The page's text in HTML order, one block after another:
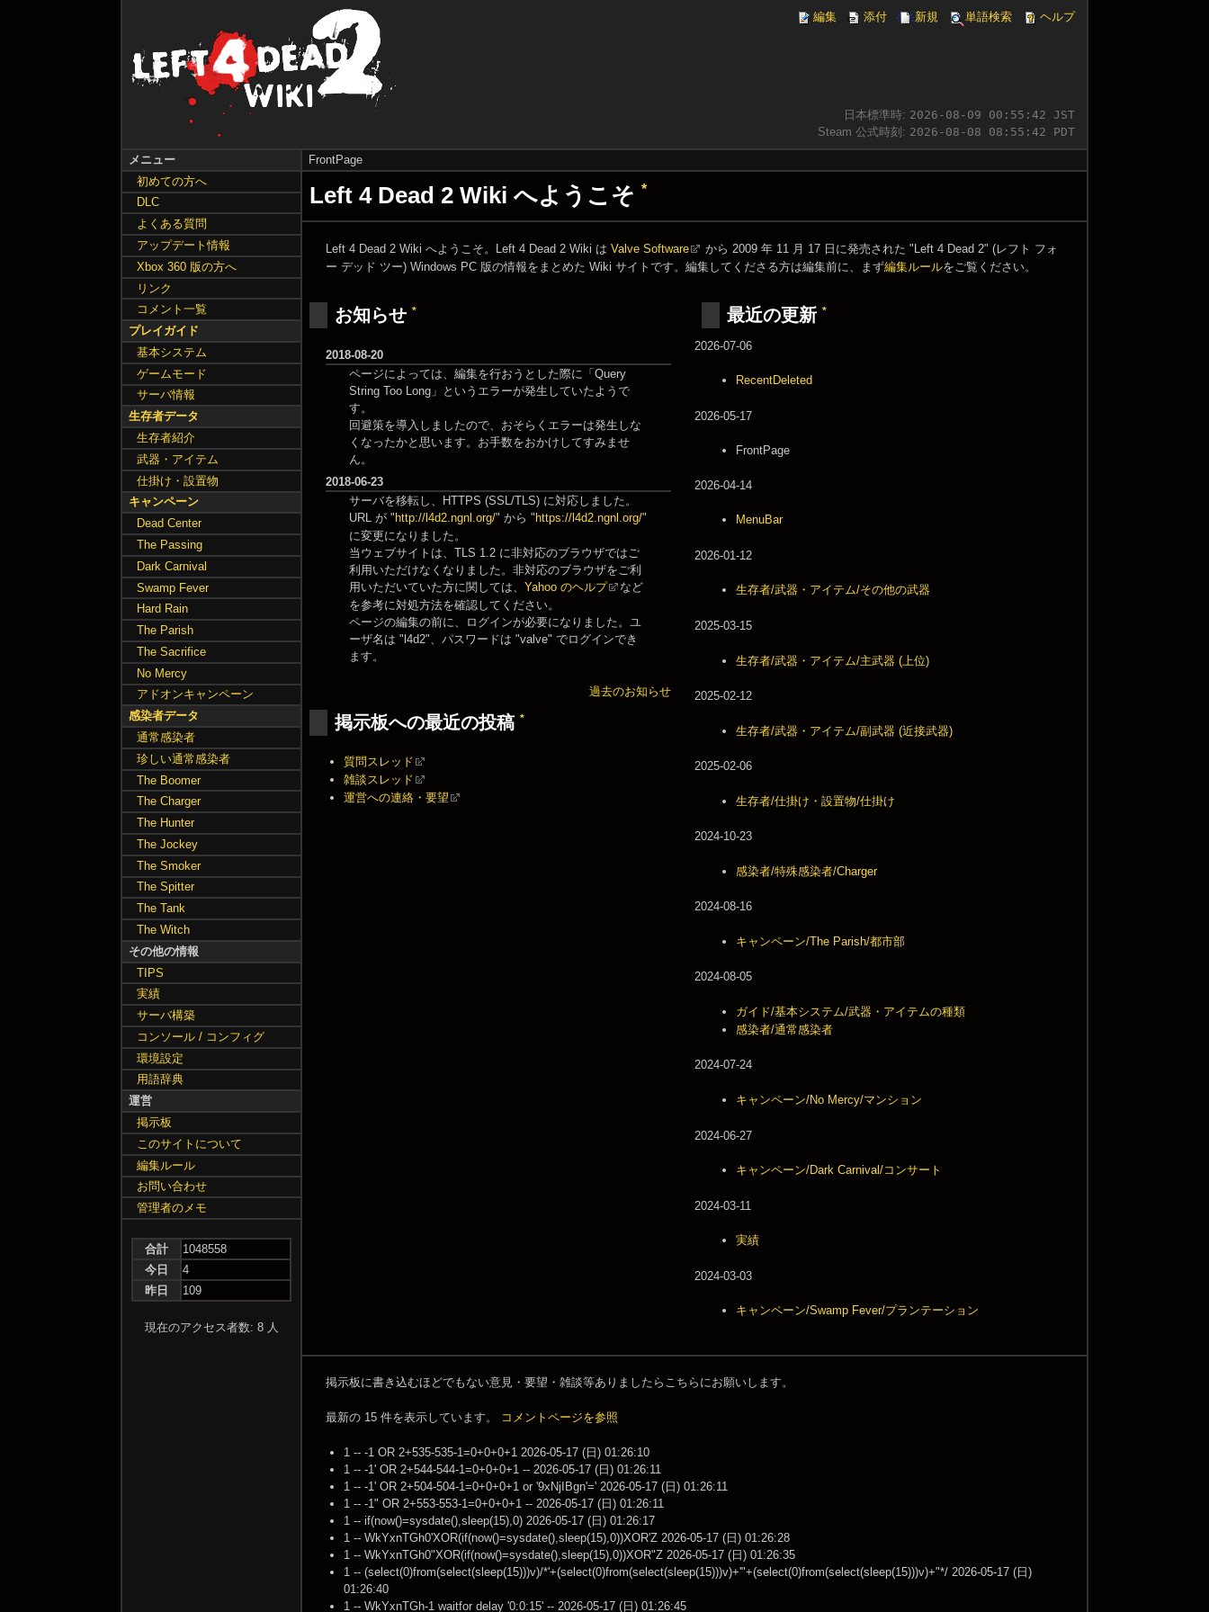
編集 添付 新規 単語検索 ヘルプ
日本標準時: 2026-08-09 00:55:42 JST
Steam 公式時刻: 2026-08-08 08:55:42 PDT
FrontPage
Left 4 Dead 2 Wiki へようこそ*
Left 4 Dead 2 Wiki へようこそ。Left 4 Dead 2 Wiki はValve Software
から 2009 年 11 月 17 日に発売された "Left 4 Dead 2" (レフト フォ
ー デッド ツー) Windows PC 版の情報をまとめた Wiki サイトです。編集してくださる方は編集前に、まず編集ルールをご覧ください。
お知らせ *
2018-08-20
ページによっては、編集を行おうとした際に「Query
String Too Long」というエラーが発生していたようで
す。
回避策を導入しましたので、おそらくエラーは発生しな
くなったかと思います。お手数をおかけしてすみませ
ん。
2018-06-23
サーバを移転し、HTTPS (SSL/TLS) に対応しました。
URL が " http://l4d2.ngnl.org/" から " https://l4d2.ngnl.org/"
に変更になりました。
当ウェブサイトは、TLS 1.2 に非対応のブラウザではご
利用いただけなくなりました。非対応のブラウザをご利
用いただいていた方に関しては、Yahoo のヘルプ
など
を参考に対処方法を確認してください。
ページの編集の前に、ログインが必要になりました。ユ
ーザ名は "l4d2"、パスワードは "valve" でログインでき
ます。
過去のお知らせ
掲示板への最近の投稿 *
質問スレッド
雑談スレッド
運営への連絡・要望
最近の更新 *
2026-07-06
RecentDeleted
2026-05-17
FrontPage
2026-04-14
MenuBar
2026-01-12
生存者/武器・アイテム/その他の武器
2025-03-15
生存者/武器・アイテム/主武器 (上位)
2025-02-12
生存者/武器・アイテム/副武器 (近接武器)
2025-02-06
生存者/仕掛け・設置物/仕掛け
2024-10-23
感染者/特殊感染者/Charger
2024-08-16
キャンペーン/The Parish/都市部
2024-08-05
ガイド/基本システム/武器・アイテムの種類
感染者/通常感染者
2024-07-24
キャンペーン/No Mercy/マンション
2024-06-27
キャンペーン/Dark Carnival/コンサート
2024-03-11
実績
2024-03-03
キャンペーン/Swamp Fever/プランテーション
掲示板に書き込むほどでもない意見・要望・雑談等ありましたらこちらにお願いします。
最新の 15 件を表示しています。 コメントページを参照
1 -- -1 OR 2+535-535-1=0+0+0+1 2026-05-17 (日) 01:26:10
1 -- -1' OR 2+544-544-1=0+0+0+1 -- 2026-05-17 (日) 01:26:11
1 -- -1' OR 2+504-504-1=0+0+0+1 or '9xNjIBgn'=' 2026-05-17 (日) 01:26:11
1 -- -1" OR 2+553-553-1=0+0+0+1 -- 2026-05-17 (日) 01:26:11
1 -- if(now()=sysdate(),sleep(15),0) 2026-05-17 (日) 01:26:17
1 -- WkYxnTGh0'XOR(if(now()=sysdate(),sleep(15),0))XOR'Z 2026-05-17 (日) 01:26:28
1 -- WkYxnTGh0"XOR(if(now()=sysdate(),sleep(15),0))XOR"Z 2026-05-17 (日) 01:26:35
1 -- (select(0)from(select(sleep(15)))v)/*'+(select(0)from(select(sleep(15)))v)+'"+(select(0)from(select(sleep(15)))v)+"*/ 2026-05-17 (日)
01:26:40
1 -- WkYxnTGh-1 waitfor delay '0:0:15' -- 2026-05-17 (日) 01:26:45
メニュー
初めての方へ
DLC
よくある質問
アップデート情報
Xbox 360 版の方へ
リンク
コメント一覧
プレイガイド
基本システム
ゲームモード
サーバ情報
生存者データ
生存者紹介
武器・アイテム
仕掛け・設置物
キャンペーン
Dead Center
The Passing
Dark Carnival
Swamp Fever
Hard Rain
The Parish
The Sacrifice
No Mercy
アドオンキャンペーン
感染者データ
通常感染者
珍しい通常感染者
The Boomer
The Charger
The Hunter
The Jockey
The Smoker
The Spitter
The Tank
The Witch
その他の情報
TIPS
実績
サーバ構築
コンソール / コンフィグ
環境設定
用語辞典
運営
掲示板
このサイトについて
編集ルール
お問い合わせ
管理者のメモ
合計
1048558
今日
4
昨日
109
現在のアクセス者数: 8 人